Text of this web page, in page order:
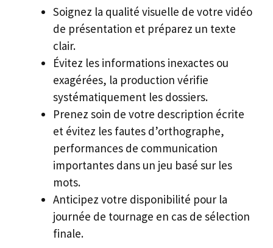
Soignez la qualité visuelle de votre vidéo
de présentation et préparez un texte
clair.
Évitez les informations inexactes ou
exagérées, la production vérifie
systématiquement les dossiers.
Prenez soin de votre description écrite
et évitez les fautes d’orthographe,
performances de communication
importantes dans un jeu basé sur les
mots.
Anticipez votre disponibilité pour la
journée de tournage en cas de sélection
finale.